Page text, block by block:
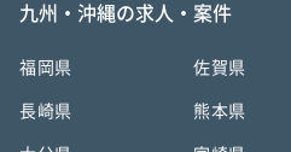
九州・沖縄の求人・案件
福岡県 佐賀県
長崎県 熊本県